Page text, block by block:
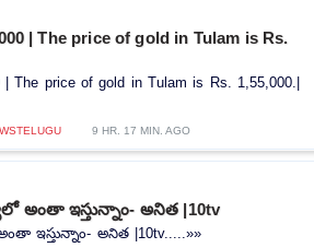
| The price of gold in Tulam is Rs.
price of gold in Tulam is Rs. 1,55,000.|
9 HR. 17 MIN. AGO
అంతా ఇస్తున్నాం- అనిత |10tv
ఇస్తున్నాం- అనిత |10tv.....»»